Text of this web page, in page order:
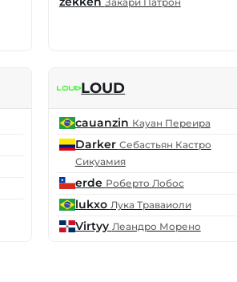
LOUD
cauanzin Кауан Переира
Darker Себастьян Кастро
Сикуамия
erde Роберто Лобос
lukxo Лука Траваиоли
Virtyy Леандро Морено